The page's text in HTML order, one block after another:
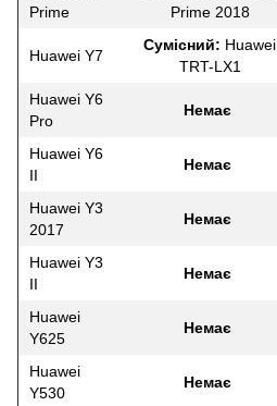
Prime
Prime 2018
Huawei Y7
Сумісний: Huawei
TRT-LX1
Huawei Y6
Pro
Немає
Huawei Y6
II
Немає
Huawei Y3
2017
Немає
Huawei Y3
II
Немає
Huawei
Y625
Немає
Huawei
Y530
Немає